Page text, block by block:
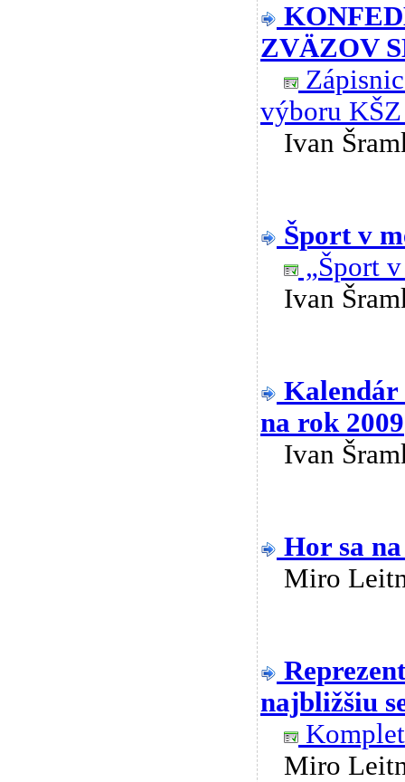
ZVÄZOV
výboru
Ivan
Šport v
„Šport
Ivan
Kalendár
na rok 2009
Ivan
Hor sa
Miro
najbližšiu
Miro